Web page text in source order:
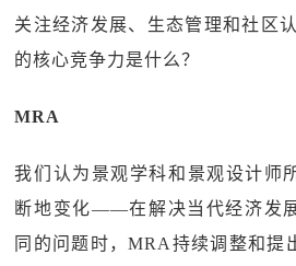
关注经济发展、生态管理和社区
的核心竞争力是什么？
MRA
我们认为景观学科和景观设计师
断地变化——在解决当代经济发
同的问题时，MRA持续调整和提